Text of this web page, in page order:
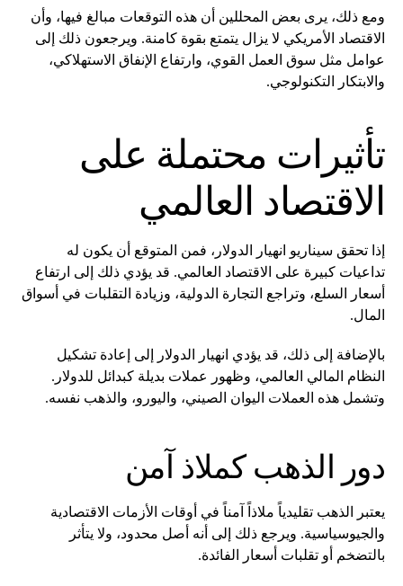
ومع ذلك، يرى بعض المحللين أن هذه التوقعات مبالغ فيها، وأن
الاقتصاد الأمريكي لا يزال يتمتع بقوة كامنة. ويرجعون ذلك إلى
عوامل مثل سوق العمل القوي، وارتفاع الإنفاق الاستهلاكي،
والابتكار التكنولوجي.
تأثيرات محتملة على
الاقتصاد العالمي
إذا تحقق سيناريو انهيار الدولار، فمن المتوقع أن يكون له
تداعيات كبيرة على الاقتصاد العالمي. قد يؤدي ذلك إلى ارتفاع
أسعار السلع، وتراجع التجارة الدولية، وزيادة التقلبات في أسواق
المال.
بالإضافة إلى ذلك، قد يؤدي انهيار الدولار إلى إعادة تشكيل
النظام المالي العالمي، وظهور عملات بديلة كبدائل للدولار.
وتشمل هذه العملات اليوان الصيني، واليورو، والذهب نفسه.
دور الذهب كملاذ آمن
يعتبر الذهب تقليدياً ملاذاً آمناً في أوقات الأزمات الاقتصادية
والجيوسياسية. ويرجع ذلك إلى أنه أصل محدود، ولا يتأثر
بالتضخم أو تقلبات أسعار الفائدة.